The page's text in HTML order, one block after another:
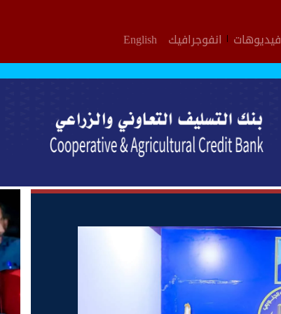
فيديوهات انفوجرافيك English